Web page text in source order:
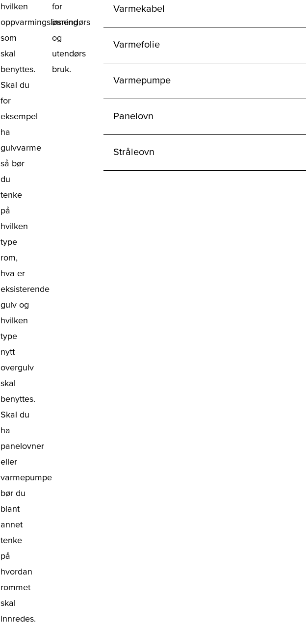
hvilken
oppvarmingsløsning
som
skal
benyttes.
Skal du
for
eksempel
ha
gulvvarme
så bør
du
tenke
på
hvilken
type
rom,
hva er
eksisterende
gulv og
hvilken
type
nytt
overgulv
skal
benyttes.
Skal du
ha
panelovner
eller
varmepumpe
bør du
blant
annet
tenke
på
hvordan
rommet
skal
innredes.
for
innendørs
og
utendørs
bruk.
Varmekabel
Varmefolie
Varmepumpe
Panelovn
Stråleovn